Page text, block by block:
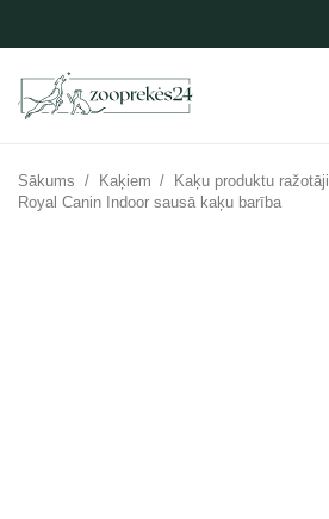
Sākums / Kaķiem / Kaķu produktu ražotāji
Royal Canin Indoor sausā kaķu barība